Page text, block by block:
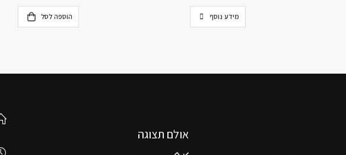
מידע נוסף הוספה לסל
אולם תצוגה